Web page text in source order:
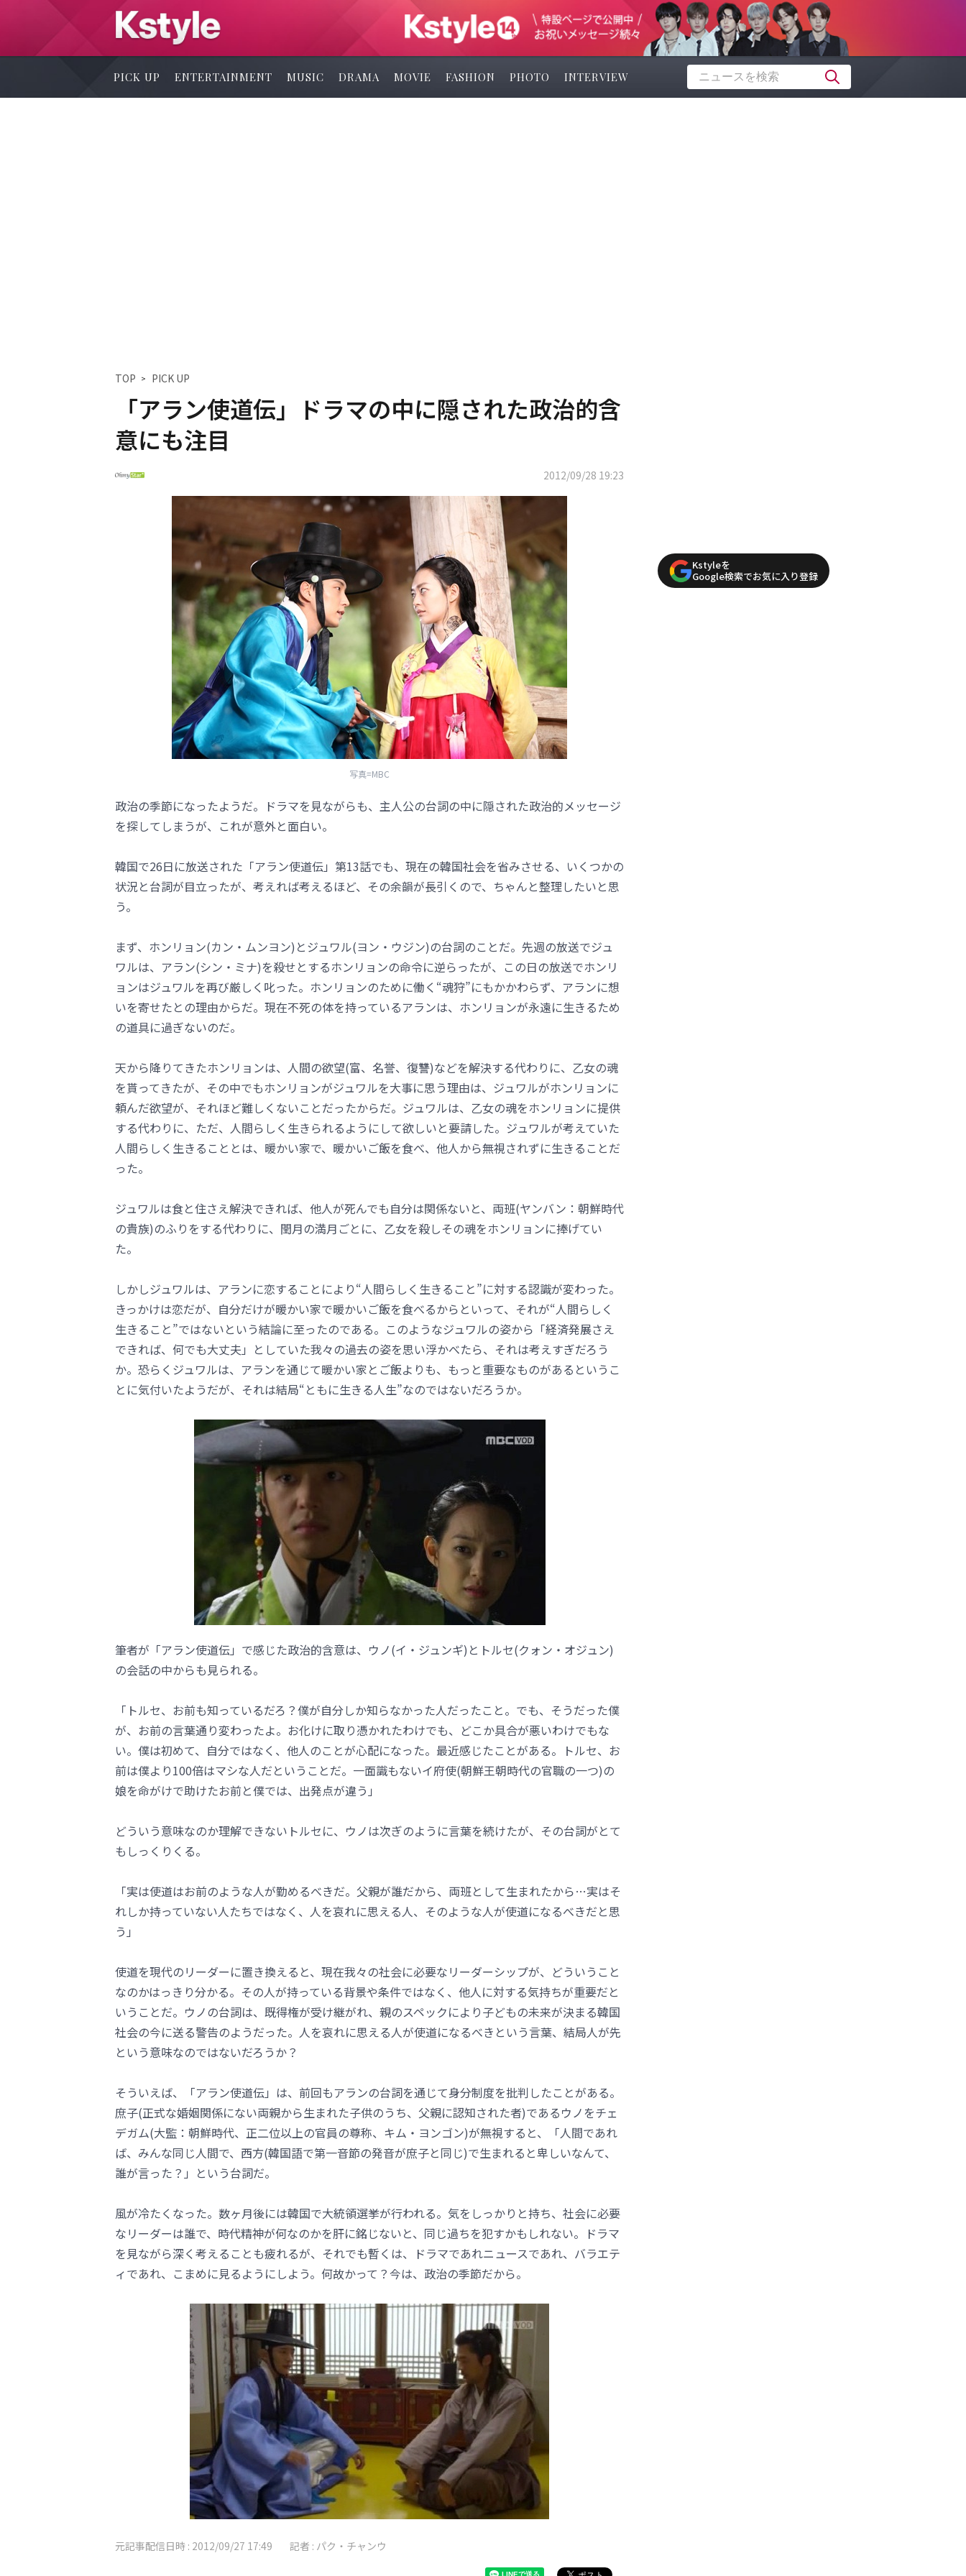
PICK UP ENTERTAINMENT MUSIC DRAMA MOVIE FASHION PHOTO INTERVIEW
TOP PICK UP
「アラン使道伝」ドラマの中に隠された政治的含
意にも注目
2012/09/28 19:23
写真=MBC
政治の季節になったようだ。ドラマを見ながらも、主人公の台詞の中に隠された政治的メッセージ
を探してしまうが、これが意外と面白い。
韓国で26日に放送された「アラン使道伝」第13話でも、現在の韓国社会を省みさせる、いくつかの
状況と台詞が目立ったが、考えれば考えるほど、その余韻が長引くので、ちゃんと整理したいと思
う。
まず、ホンリョン(カン・ムンヨン)とジュワル(ヨン・ウジン)の台詞のことだ。先週の放送でジュ
ワルは、アラン(シン・ミナ)を殺せとするホンリョンの命令に逆らったが、この日の放送でホンリ
ョンはジュワルを再び厳しく叱った。ホンリョンのために働く“魂狩”にもかかわらず、アランに想
いを寄せたとの理由からだ。現在不死の体を持っているアランは、ホンリョンが永遠に生きるため
の道具に過ぎないのだ。
天から降りてきたホンリョンは、人間の欲望(富、名誉、復讐)などを解決する代わりに、乙女の魂
を貰ってきたが、その中でもホンリョンがジュワルを大事に思う理由は、ジュワルがホンリョンに
頼んだ欲望が、それほど難しくないことだったからだ。ジュワルは、乙女の魂をホンリョンに提供
する代わりに、ただ、人間らしく生きられるようにして欲しいと要請した。ジュワルが考えていた
人間らしく生きることとは、暖かい家で、暖かいご飯を食べ、他人から無視されずに生きることだ
った。
ジュワルは食と住さえ解決できれば、他人が死んでも自分は関係ないと、両班(ヤンバン：朝鮮時代
の貴族)のふりをする代わりに、閏月の満月ごとに、乙女を殺しその魂をホンリョンに捧げてい
た。
しかしジュワルは、アランに恋することにより“人間らしく生きること”に対する認識が変わった。
きっかけは恋だが、自分だけが暖かい家で暖かいご飯を食べるからといって、それが“人間らしく
生きること”ではないという結論に至ったのである。このようなジュワルの姿から「経済発展さえ
できれば、何でも大丈夫」としていた我々の過去の姿を思い浮かべたら、それは考えすぎだろう
か。恐らくジュワルは、アランを通じて暖かい家とご飯よりも、もっと重要なものがあるというこ
とに気付いたようだが、それは結局“ともに生きる人生”なのではないだろうか。
筆者が「アラン使道伝」で感じた政治的含意は、ウノ(イ・ジュンギ)とトルセ(クォン・オジュン)
の会話の中からも見られる。
「トルセ、お前も知っているだろ？僕が自分しか知らなかった人だったこと。でも、そうだった僕
が、お前の言葉通り変わったよ。お化けに取り憑かれたわけでも、どこか具合が悪いわけでもな
い。僕は初めて、自分ではなく、他人のことが心配になった。最近感じたことがある。トルセ、お
前は僕より100倍はマシな人だということだ。一面識もないイ府使(朝鮮王朝時代の官職の一つ)の
娘を命がけで助けたお前と僕では、出発点が違う」
どういう意味なのか理解できないトルセに、ウノは次ぎのように言葉を続けたが、その台詞がとて
もしっくりくる。
「実は使道はお前のような人が勤めるべきだ。父親が誰だから、両班として生まれたから…実はそ
れしか持っていない人たちではなく、人を哀れに思える人、そのような人が使道になるべきだと思
う」
使道を現代のリーダーに置き換えると、現在我々の社会に必要なリーダーシップが、どういうこと
なのかはっきり分かる。その人が持っている背景や条件ではなく、他人に対する気持ちが重要だと
いうことだ。ウノの台詞は、既得権が受け継がれ、親のスペックにより子どもの未来が決まる韓国
社会の今に送る警告のようだった。人を哀れに思える人が使道になるべきという言葉、結局人が先
という意味なのではないだろうか？
そういえば、「アラン使道伝」は、前回もアランの台詞を通じて身分制度を批判したことがある。
庶子(正式な婚姻関係にない両親から生まれた子供のうち、父親に認知された者)であるウノをチェ
デガム(大監：朝鮮時代、正二位以上の官員の尊称、キム・ヨンゴン)が無視すると、「人間であれ
ば、みんな同じ人間で、西方(韓国語で第一音節の発音が庶子と同じ)で生まれると卑しいなんて、
誰が言った？」という台詞だ。
風が冷たくなった。数ヶ月後には韓国で大統領選挙が行われる。気をしっかりと持ち、社会に必要
なリーダーは誰で、時代精神が何なのかを肝に銘じないと、同じ過ちを犯すかもしれない。ドラマ
を見ながら深く考えることも疲れるが、それでも暫くは、ドラマであれニュースであれ、バラエテ
ィであれ、こまめに見るようにしよう。何故かって？今は、政治の季節だから。
元記事配信日時 : 2012/09/27 17:49 記者 : パク・チャンウ
Kstyleを
Google検索でお気に入り登録